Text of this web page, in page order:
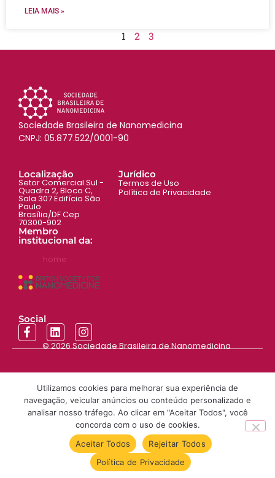
LEIA MAIS »
1 2 3
Sociedade Brasileira de Nanomedicina
CNPJ: 05.877.522/0001-90
Localização
Setor Comercial Sul -
Quadra 2, Bloco C,
Sala 307 Edifício São
Paulo
Brasília/DF Cep
70300-902
Membro
institucional da:
home
Jurídico
Termos de Uso
Política de Privacidade
Social
© 2026Sociedade Brasileira de Nanomedicina
Utilizamos cookies para melhorar sua experiência de
navegação, veicular anúncios ou conteúdo personalizado e
analisar nosso tráfego. Ao clicar em "Aceitar Todos", você
concorda com o uso de cookies.
Aceitar Todos
Rejeitar Todos
Política de Privacidade